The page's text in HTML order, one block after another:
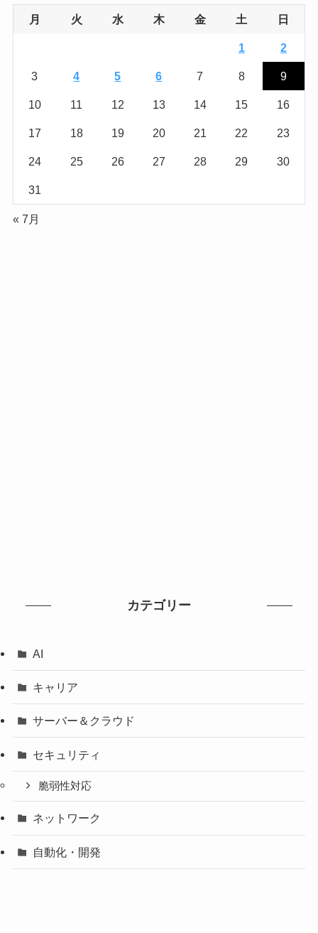
ブ
月 火 水 木 金 土 日
1 2
3 4 5 6 7 8 9
10 11 12 13 14 15 16
17 18 19 20 21 22 23
24 25 26 27 28 29 30
31
« 7月
カテゴリー
AI
キャリア
サーバー＆クラウド
セキュリティ
脆弱性対応
ネットワーク
自動化・開発